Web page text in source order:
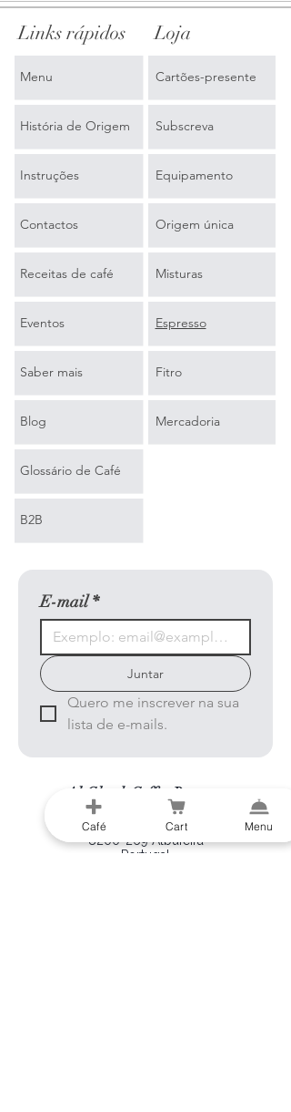
Links rápidos Loja
Menu
História de Origem
Instruções
Contactos
Receitas de café
Eventos
Saber mais
Blog
Glossário de Café
B2B
Cartões-presente
Subscreva
Equipamento
Origem única
Misturas
Espresso
Fitro
Mercadoria
E-mail *
Juntar
Quero me inscrever na sua
lista de e-mails.
Al-Gharb Coffee Roasters
Beco do Sol
8200-269Albufeira
Portugal
Café Cart Menu